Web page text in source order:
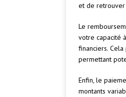
et de
Le
votre capacité
financiers.
permettant
Enfin, le
montants